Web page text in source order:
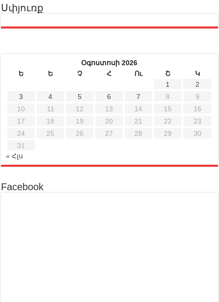
Սփյուռք
Օգոստոսի 2026
Ե
Ե Չ Հ Ու Շ
Կ
1
2
3
4 5 6 7 8
9
10
11 12 13 14 15
16
17
18 19 20 21 22
23
24
25 26 27 28 29
30
31
« Հլս
Facebook